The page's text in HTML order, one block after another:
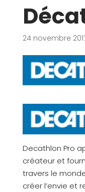
24 novembre
Decathlon Pro
créateur et
travers le
créer l’envie et